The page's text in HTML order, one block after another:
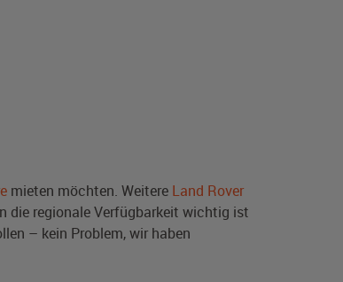
mieten möchten. Weitere Land Rover
die regionale Verfügbarkeit wichtig ist
– kein Problem, wir haben